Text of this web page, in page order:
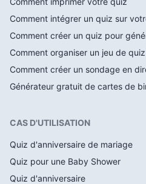
Comment intégrer un quiz sur
Comment créer un quiz pour
Comment organiser un jeu de
Comment créer un sondage en
Générateur gratuit de cartes de
CAS D'UTILISATION
Quiz d'anniversaire de mariage
Quiz pour une Baby Shower
Quiz d'anniversaire